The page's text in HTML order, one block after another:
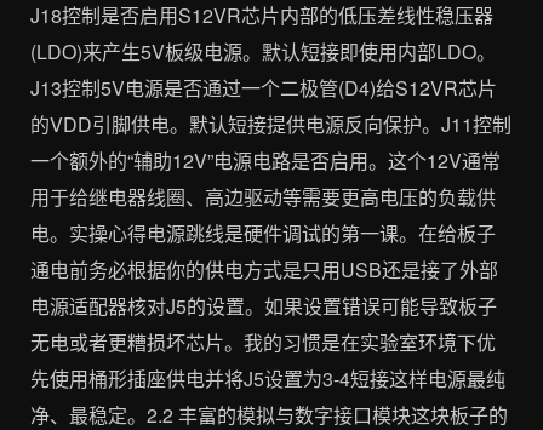
J18控制是否启用S12VR芯片内部的低压差线性稳压器
(LDO)来产生5V板级电源。默认短接即使用内部LDO。
J13控制5V电源是否通过一个二极管(D4)给S12VR芯片
的VDD引脚供电。默认短接提供电源反向保护。J11控制
一个额外的“辅助12V”电源电路是否启用。这个12V通常
用于给继电器线圈、高边驱动等需要更高电压的负载供
电。实操心得电源跳线是硬件调试的第一课。在给板子
通电前务必根据你的供电方式是只用USB还是接了外部
电源适配器核对J5的设置。如果设置错误可能导致板子
无电或者更糟损坏芯片。我的习惯是在实验室环境下优
先使用桶形插座供电并将J5设置为3-4短接这样电源最纯
净、最稳定。2.2 丰富的模拟与数字接口模块这块板子的